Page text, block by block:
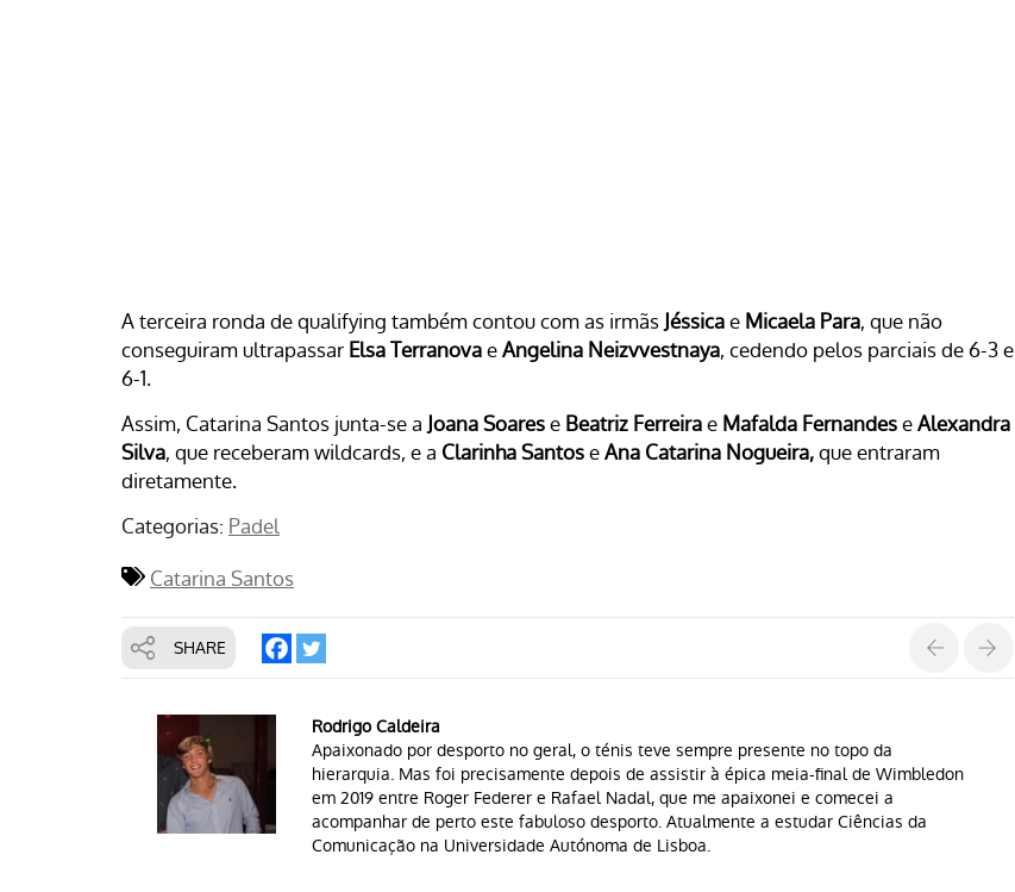
A terceira ronda de qualifying também contou com as irmãsJéssicae Micaela Para, que não
conseguiram ultrapassar Elsa TerranovaeAngelina Neizvvestnaya, cedendo pelos parciais de 6-3 e
6-1.
Assim, Catarina Santos junta-se aJoana Soarese Beatriz Ferreirae Mafalda FernandeseAlexandra
Silva, que receberam wildcards, e a Clarinha SantoseAna Catarina Nogueira,que entraram
diretamente.
Categorias: Padel
Catarina Santos
SHARE
Rodrigo Caldeira
Apaixonado por desporto no geral, o ténis teve sempre presente no topo da
hierarquia. Mas foi precisamente depois de assistir à épica meia-final de Wimbledon
em 2019 entre Roger Federer e Rafael Nadal, que me apaixonei e comecei a
acompanhar de perto este fabuloso desporto. Atualmente a estudar Ciências da
Comunicação na Universidade Autónoma de Lisboa.